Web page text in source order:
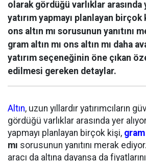
olarak gördüğü varlıklar arasında
yatırım yapmayı planlayan birçok
ons altın mı sorusunun yanıtını
gram altın mı ons altın mı daha
yatırım seçeneğinin öne çıkan
edilmesi gereken detaylar.
Altın, uzun yıllardır yatırımcıların
gördüğü varlıklar arasında yer
yapmayı planlayan birçok kişi,
mı sorusunun yanıtını merak
aracı da altına dayansa da